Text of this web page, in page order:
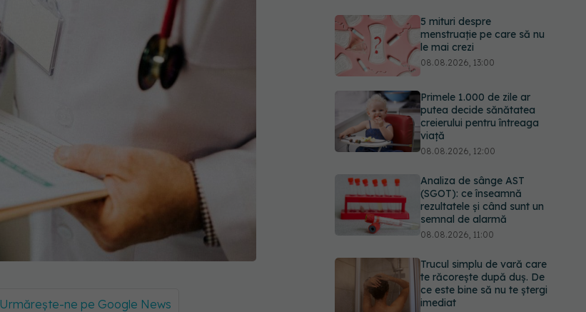
Urmărește-ne pe Google News
5 mituri despre
menstruație pe care să nu
le mai crezi
08.08.2026, 13:00
Primele 1.000 de zile ar
putea decide sănătatea
creierului pentru întreaga
viață
08.08.2026, 12:00
Analiza de sânge AST
(SGOT): ce înseamnă
rezultatele și când sunt un
semnal de alarmă
08.08.2026, 11:00
Trucul simplu de vară care
te răcorește după duș. De
ce este bine să nu te ștergi
imediat